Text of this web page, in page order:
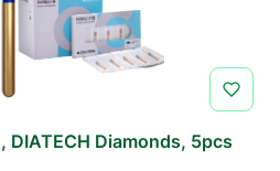
Diamonds, 5pcs